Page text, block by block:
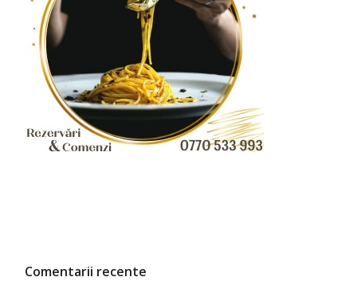
Comentarii recente